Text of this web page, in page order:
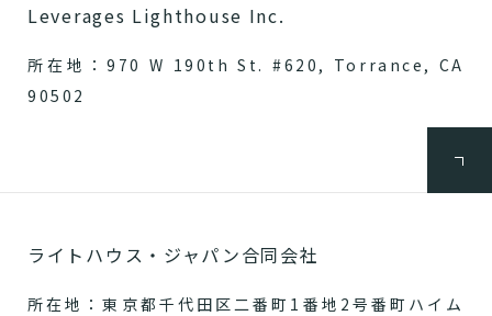
Leverages Lighthouse Inc.
所在地：970 W 190th St. #620, Torrance, CA
90502
ライトハウス・ジャパン合同会社
所在地：東京都千代田区二番町1番地2号番町ハイム